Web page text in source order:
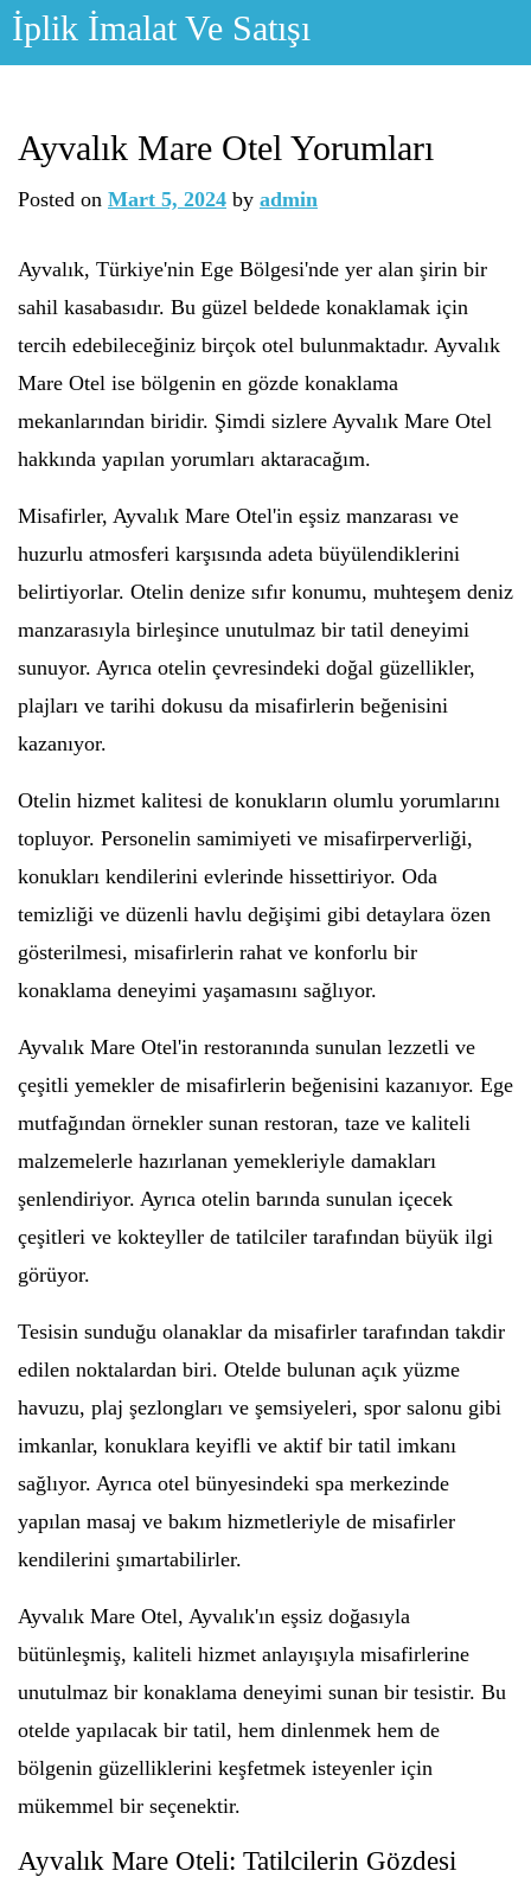
Skip
İplik İmalat Ve Satışı
Ayvalık Mare Otel Yorumları
Posted on Mart 5, 2024 by admin
Ayvalık, Türkiye'nin Ege Bölgesi'nde yer alan şirin bir
sahil kasabasıdır. Bu güzel beldede konaklamak için
tercih edebileceğiniz birçok otel bulunmaktadır. Ayvalık
Mare Otel ise bölgenin en gözde konaklama
mekanlarından biridir. Şimdi sizlere Ayvalık Mare Otel
hakkında yapılan yorumları aktaracağım.
Misafirler, Ayvalık Mare Otel'in eşsiz manzarası ve
huzurlu atmosferi karşısında adeta büyülendiklerini
belirtiyorlar. Otelin denize sıfır konumu, muhteşem deniz
manzarasıyla birleşince unutulmaz bir tatil deneyimi
sunuyor. Ayrıca otelin çevresindeki doğal güzellikler,
plajları ve tarihi dokusu da misafirlerin beğenisini
kazanıyor.
Otelin hizmet kalitesi de konukların olumlu yorumlarını
topluyor. Personelin samimiyeti ve misafirperverliği,
konukları kendilerini evlerinde hissettiriyor. Oda
temizliği ve düzenli havlu değişimi gibi detaylara özen
gösterilmesi, misafirlerin rahat ve konforlu bir
konaklama deneyimi yaşamasını sağlıyor.
Ayvalık Mare Otel'in restoranında sunulan lezzetli ve
çeşitli yemekler de misafirlerin beğenisini kazanıyor. Ege
mutfağından örnekler sunan restoran, taze ve kaliteli
malzemelerle hazırlanan yemekleriyle damakları
şenlendiriyor. Ayrıca otelin barında sunulan içecek
çeşitleri ve kokteyller de tatilciler tarafından büyük ilgi
görüyor.
Tesisin sunduğu olanaklar da misafirler tarafından takdir
edilen noktalardan biri. Otelde bulunan açık yüzme
havuzu, plaj şezlongları ve şemsiyeleri, spor salonu gibi
imkanlar, konuklara keyifli ve aktif bir tatil imkanı
sağlıyor. Ayrıca otel bünyesindeki spa merkezinde
yapılan masaj ve bakım hizmetleriyle de misafirler
kendilerini şımartabilirler.
Ayvalık Mare Otel, Ayvalık'ın eşsiz doğasıyla
bütünleşmiş, kaliteli hizmet anlayışıyla misafirlerine
unutulmaz bir konaklama deneyimi sunan bir tesistir. Bu
otelde yapılacak bir tatil, hem dinlenmek hem de
bölgenin güzelliklerini keşfetmek isteyenler için
mükemmel bir seçenektir.
Ayvalık Mare Oteli: Tatilcilerin Gözdesi